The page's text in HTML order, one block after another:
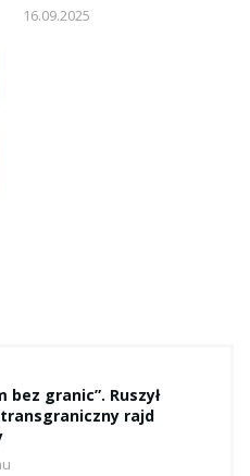
16.09.2025
bez granic”. Ruszył
rajd